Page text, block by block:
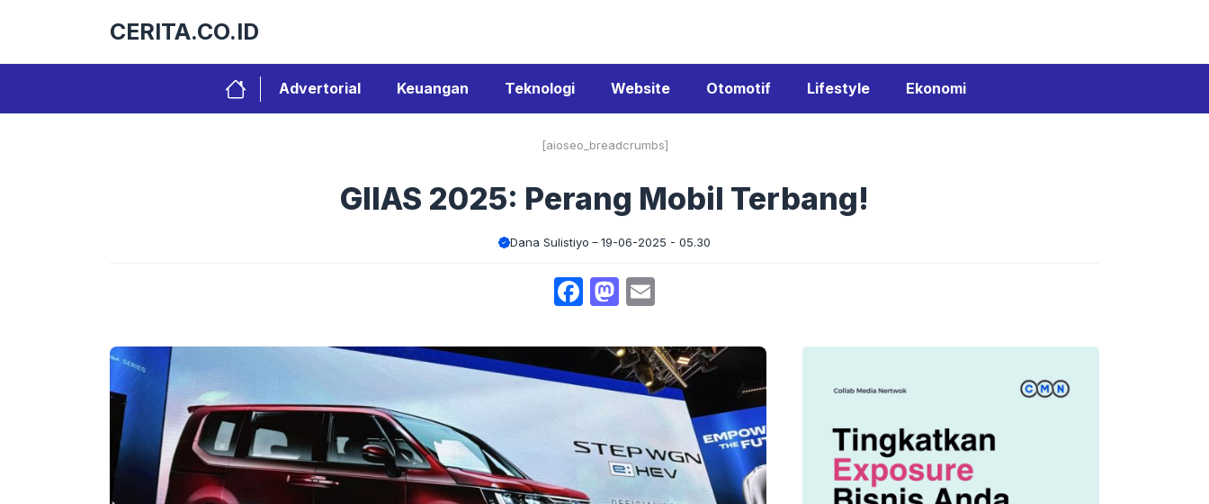
CERITA.CO.ID
Advertorial Keuangan Teknologi Website Otomotif Lifestyle Ekonomi
[aioseo_breadcrumbs]
GIIAS 2025: Perang Mobil Terbang!
Dana Sulistiyo 19-06-2025 - 05.30
Facebook
Mastodon